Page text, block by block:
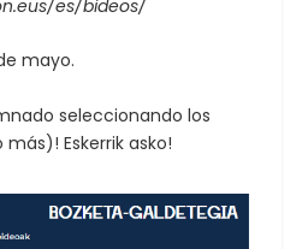
es/bideos/
mayo.
seleccionando los
Eskerrik asko!